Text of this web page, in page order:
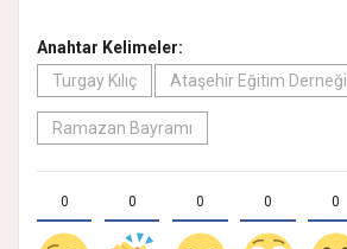
Anahtar Kelimeler:
Turgay Kılıç
Ataşehir Eğitim Derneği
Ramazan Bayramı
0 0 0 0 0